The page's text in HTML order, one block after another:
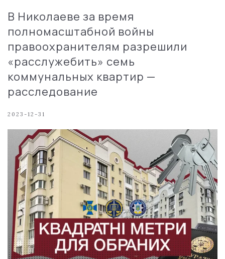
В Николаеве за время
полномасштабной войны
правоохранителям разрешили
«расслужебить» семь
коммунальных квартир —
расследование
2023-12-31